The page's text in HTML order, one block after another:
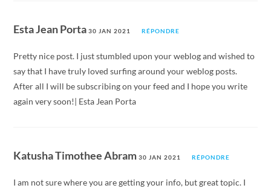
Esta Jean Porta30 JAN 2021 RÉPONDRE
Pretty nice post. I just stumbled upon your weblog and wished to
say that I have truly loved surfing around your weblog posts.
After all I will be subscribing on your feed and I hope you write
again very soon!| Esta Jean Porta
Katusha Timothee Abram30 JAN 2021 RÉPONDRE
I am not sure where you are getting your info, but great topic. I